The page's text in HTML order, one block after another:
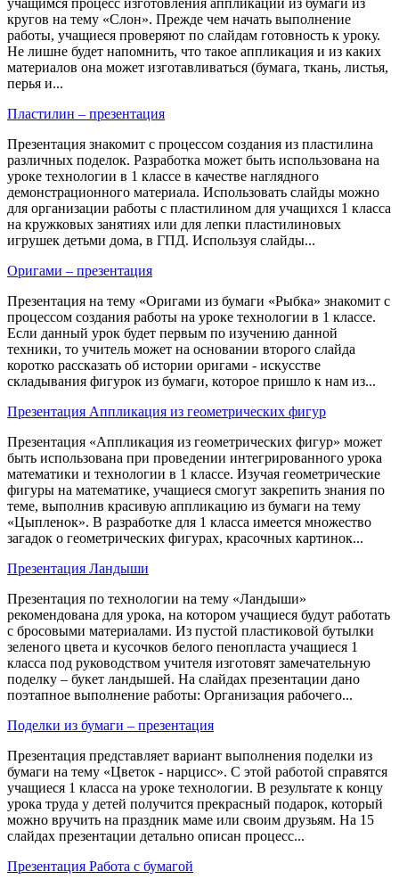
учащимся процесс изготовления аппликации из бумаги из
кругов на тему «Слон». Прежде чем начать выполнение
работы, учащиеся проверяют по слайдам готовность к уроку.
Не лишне будет напомнить, что такое аппликация и из каких
материалов она может изготавливаться (бумага, ткань, листья,
перья и...
Пластилин – презентация
Презентация знакомит с процессом создания из пластилина
различных поделок. Разработка может быть использована на
уроке технологии в 1 классе в качестве наглядного
демонстрационного материала. Использовать слайды можно
для организации работы с пластилином для учащихся 1 класса
на кружковых занятиях или для лепки пластилиновых
игрушек детьми дома, в ГПД. Используя слайды...
Оригами – презентация
Презентация на тему «Оригами из бумаги «Рыбка» знакомит с
процессом создания работы на уроке технологии в 1 классе.
Если данный урок будет первым по изучению данной
техники, то учитель может на основании второго слайда
коротко рассказать об истории оригами - искусстве
складывания фигурок из бумаги, которое пришло к нам из...
Презентация Аппликация из геометрических фигур
Презентация «Аппликация из геометрических фигур» может
быть использована при проведении интегрированного урока
математики и технологии в 1 классе. Изучая геометрические
фигуры на математике, учащиеся смогут закрепить знания по
теме, выполнив красивую аппликацию из бумаги на тему
«Цыпленок». В разработке для 1 класса имеется множество
загадок о геометрических фигурах, красочных картинок...
Презентация Ландыши
Презентация по технологии на тему «Ландыши»
рекомендована для урока, на котором учащиеся будут работать
с бросовыми материалами. Из пустой пластиковой бутылки
зеленого цвета и кусочков белого пенопласта учащиеся 1
класса под руководством учителя изготовят замечательную
поделку – букет ландышей. На слайдах презентации дано
поэтапное выполнение работы: Организация рабочего...
Поделки из бумаги – презентация
Презентация представляет вариант выполнения поделки из
бумаги на тему «Цветок - нарцисс». С этой работой справятся
учащиеся 1 класса на уроке технологии. В результате к концу
урока труда у детей получится прекрасный подарок, который
можно вручить на праздник маме или своим друзьям. На 15
слайдах презентации детально описан процесс...
Презентация Работа с бумагой